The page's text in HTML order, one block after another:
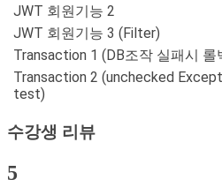
JWT 회원기능 2
JWT 회원기능 3 (Filter)
Transaction 1 (DB조작 실패시 롤
Transaction 2 (unchecked
test)
수강생 리뷰
5